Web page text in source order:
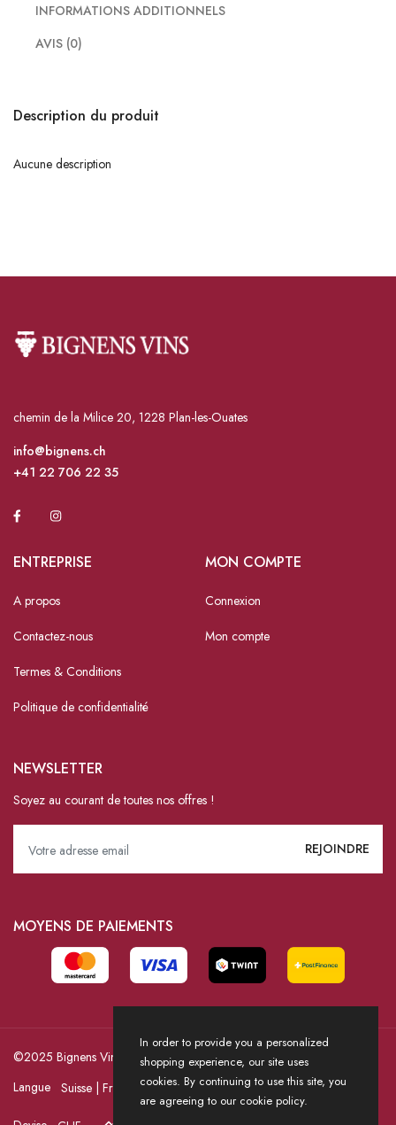
INFORMATIONS ADDITIONNELS
AVIS (0)
Description du produit
Aucune description
chemin de la Milice 20, 1228 Plan-les-Ouates
info@bignens.ch
+41 22 706 22 35
ENTREPRISE
A propos
Contactez-nous
Termes & Conditions
Politique de confidentialité
MON COMPTE
Connexion
Mon compte
NEWSLETTER
Soyez au courant de toutes nos offres !
MOYENS DE PAIEMENTS
©2025 Bignens Vins / Powered by HICASS
Langue
In order to provide you a personalized
shopping experience, our site uses
cookies. By continuing to use this site, you
are agreeing to our cookie policy.